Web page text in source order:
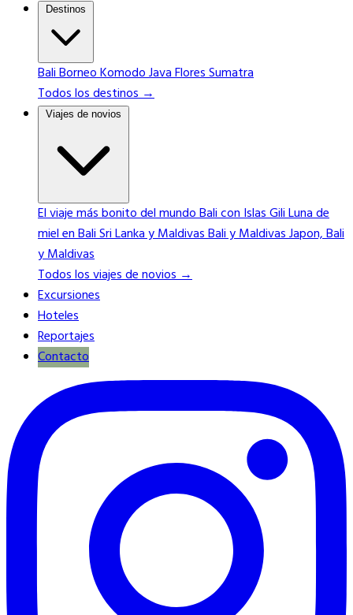
Destinos
BaliBorneoKomodoJavaFloresSumatra
Todos los destinos →
Viajes de novios
El viaje más bonito del mundoBali con Islas GiliLuna de
miel en BaliSri Lanka y MaldivasBali y MaldivasJapon, Bali
y Maldivas
Todos los viajes de novios →
Excursiones
Hoteles
Reportajes
Contacto